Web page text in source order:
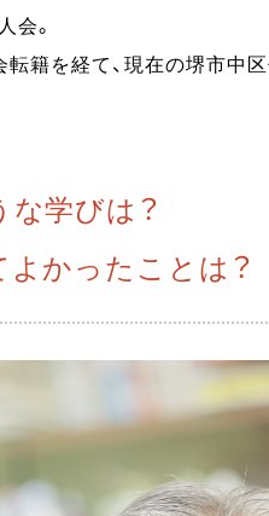
会。
転籍を経て、現在の堺市中
な学びは？
かったことは？